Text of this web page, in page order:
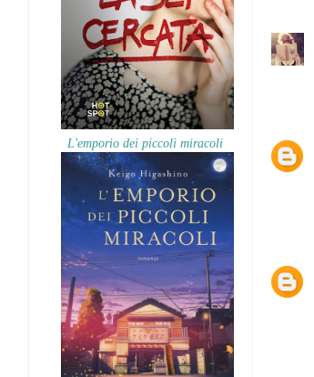
L'emporio dei piccoli miracoli